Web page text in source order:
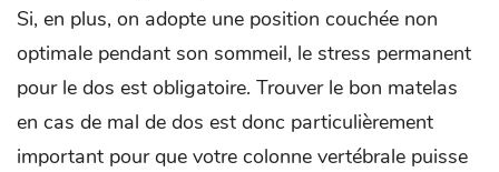
Si, en plus, on adopte une position couchée non
optimale pendant son sommeil, le stress permanent
pour le dos est obligatoire. Trouver le bon matelas
en cas de mal de dos est donc particulièrement
important pour que votre colonne vertébrale puisse